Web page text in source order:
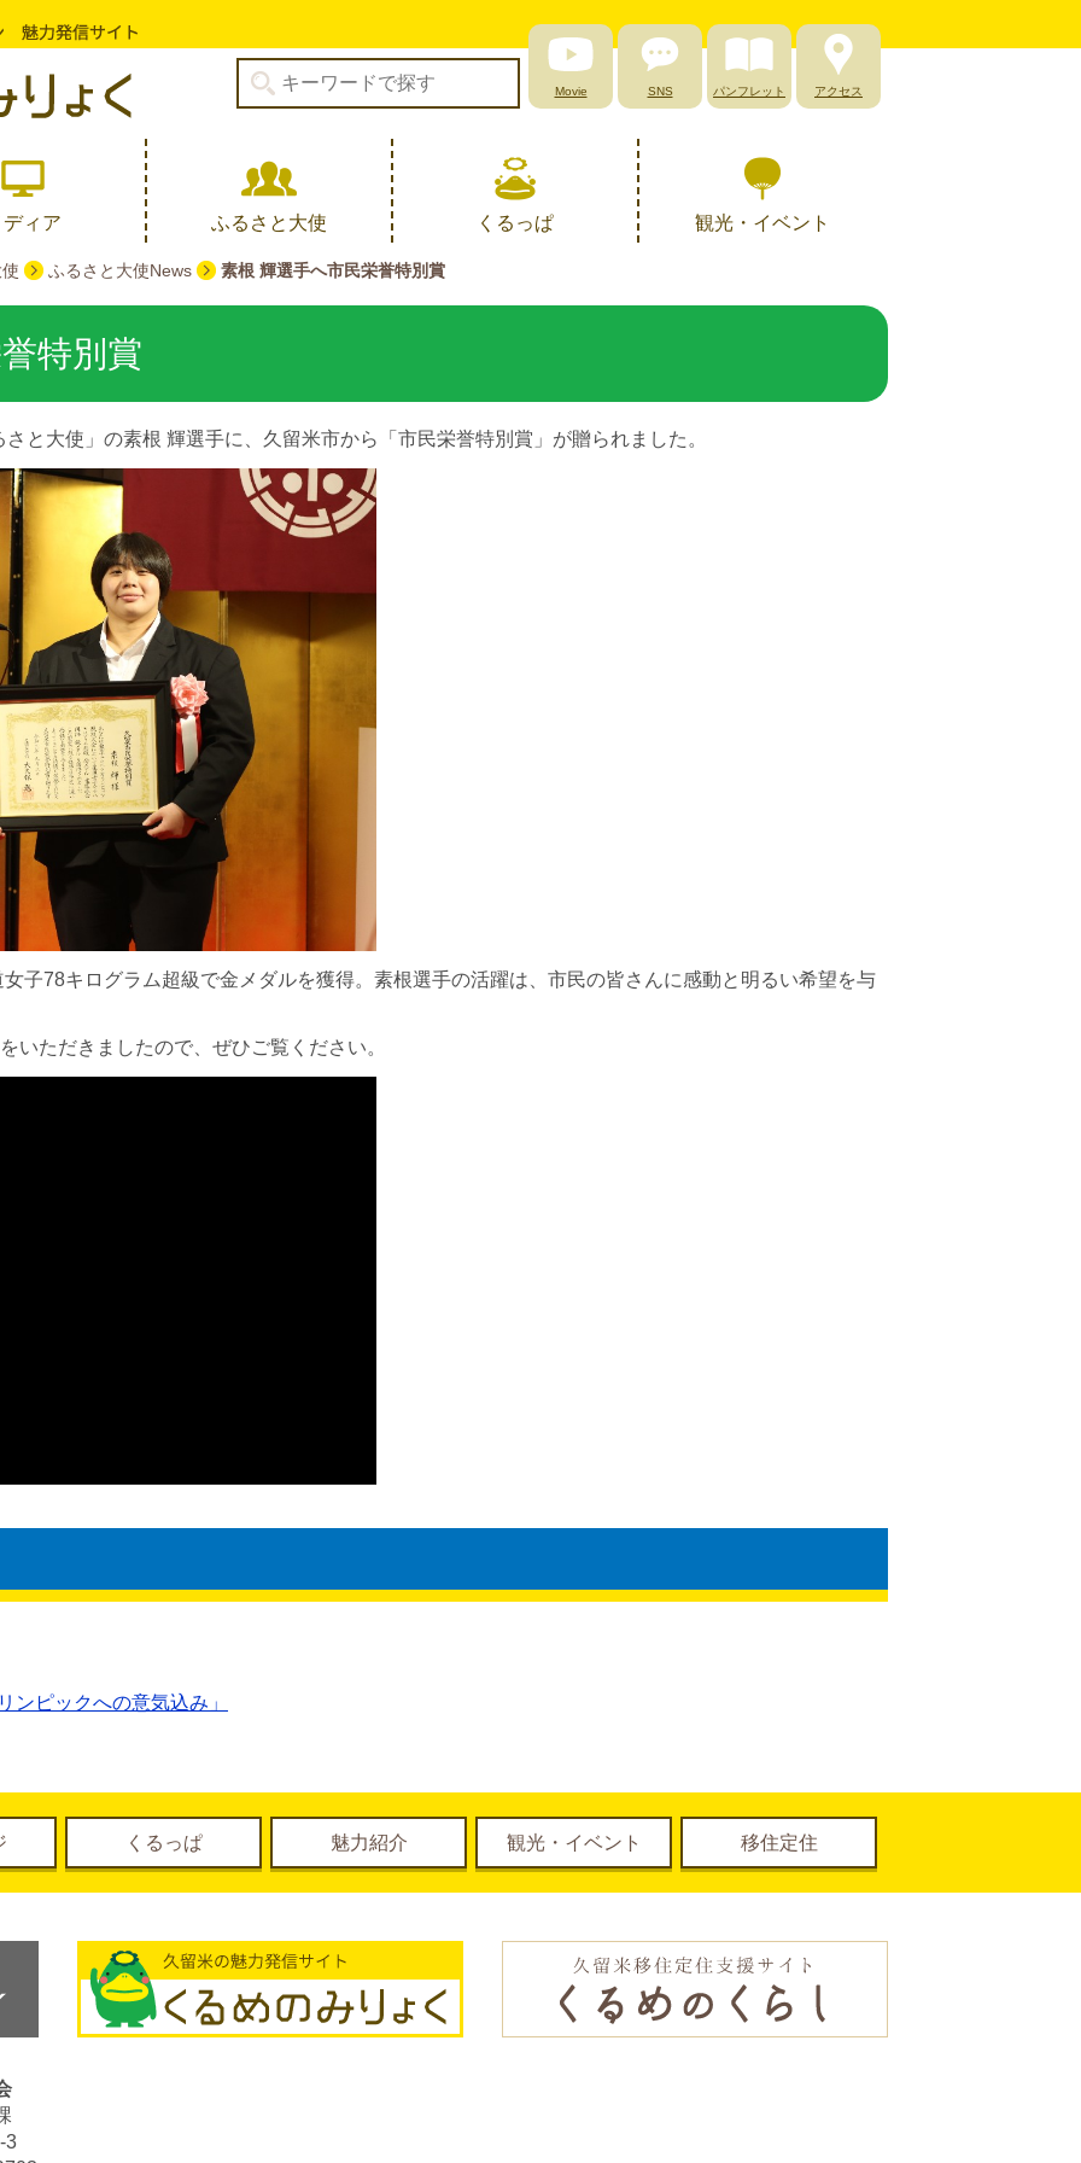
Movie SNS パンフレット アクセス
ィア ふるさと大使 くるっぱ 観光・イベント
ふるさと大使News 素根 輝選手へ市民栄誉特別賞
特別賞
と大使」の素根 輝選手に、久留米市から「市民栄誉特別賞」が贈られました。
子78キログラム超級で金メダルを獲得。素根選手の活躍は、市民の皆さんに感動と明るい希望を与
いただきましたので、ぜひご覧ください。
ンピックへの意気込み」
くるっぱ 魅力紹介 観光・イベント 移住定住
3